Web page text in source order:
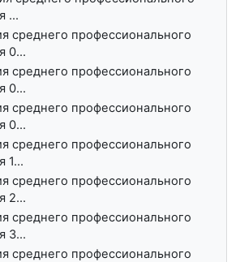
...
среднего профессионального
0...
среднего профессионального
0...
среднего профессионального
0...
среднего профессионального
1...
среднего профессионального
2...
среднего профессионального
3...
среднего профессионального